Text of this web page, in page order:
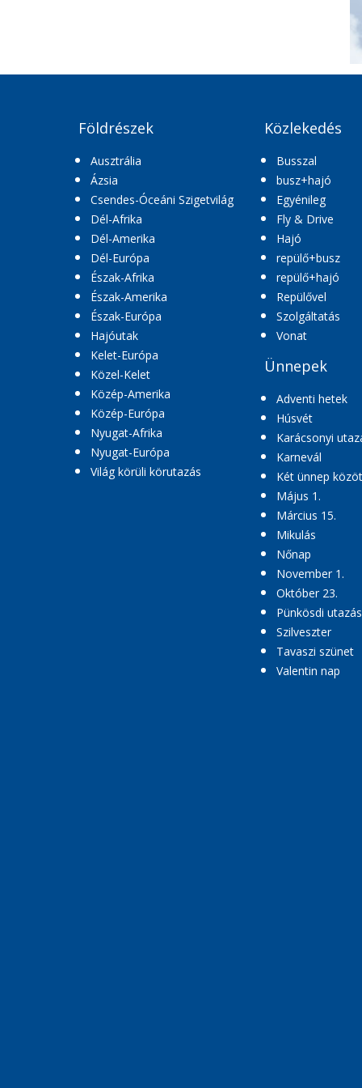
Földrészek
Ausztrália
Ázsia
Csendes-Óceáni Szigetvilág
Dél-Afrika
Dél-Amerika
Dél-Európa
Észak-Afrika
Észak-Amerika
Észak-Európa
Hajóutak
Kelet-Európa
Közel-Kelet
Közép-Amerika
Közép-Európa
Nyugat-Afrika
Nyugat-Európa
Világ körüli körutazás
Közlekedés
Busszal
busz+hajó
Egyénileg
Fly & Drive
Hajó
repülő+busz
repülő+hajó
Repülővel
Szolgáltatás
Vonat
Ünnepek
Adventi hetek
Húsvét
Karácsonyi
Karnevál
Két ünnep
Május 1.
Március 15.
Mikulás
Nőnap
November 1.
Október 23.
Pünkösdi utazás
Szilveszter
Tavaszi szünet
Valentin nap